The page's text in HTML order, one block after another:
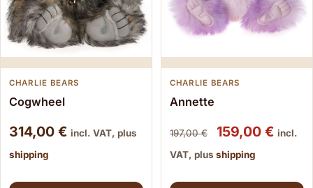
CHARLIE BEARS
Cogwheel
314,00 € incl. VAT, plus
shipping
This product has multiple variants. The options may
CHARLIE BEARS
Annette
197,00€ Original price
159,00 € incl.
VAT, plus shipping
This product has